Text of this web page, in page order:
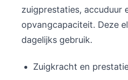
zuigprestaties, accuduur
opvangcapaciteit. Deze
dagelijks gebruik.
Zuigkracht en